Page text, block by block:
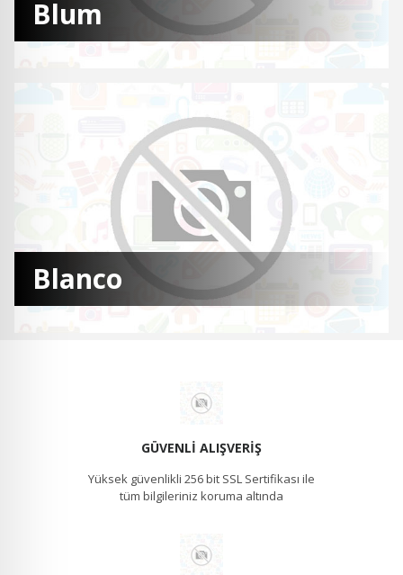
Blum
Blanco
GÜVENLI ALIŞVERIŞ
Yüksek güvenlikli 256 bit SSL Sertifikası ile
tüm bilgileriniz koruma altında